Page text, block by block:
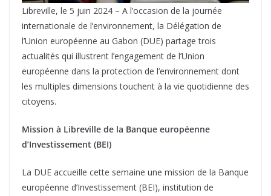
Libreville, le 5 juin 2024 – A l’occasion de la journée
internationale de l’environnement, la Délégation de
l’Union européenne au Gabon (DUE) partage trois
actualités qui illustrent l’engagement de l’Union
européenne dans la protection de l’environnement dont
les multiples dimensions touchent à la vie quotidienne des
citoyens.
Mission à Libreville de la Banque européenne
d’Investissement (BEI)
La DUE accueille cette semaine une mission de la Banque
européenne d’Investissement (BEI), institution de